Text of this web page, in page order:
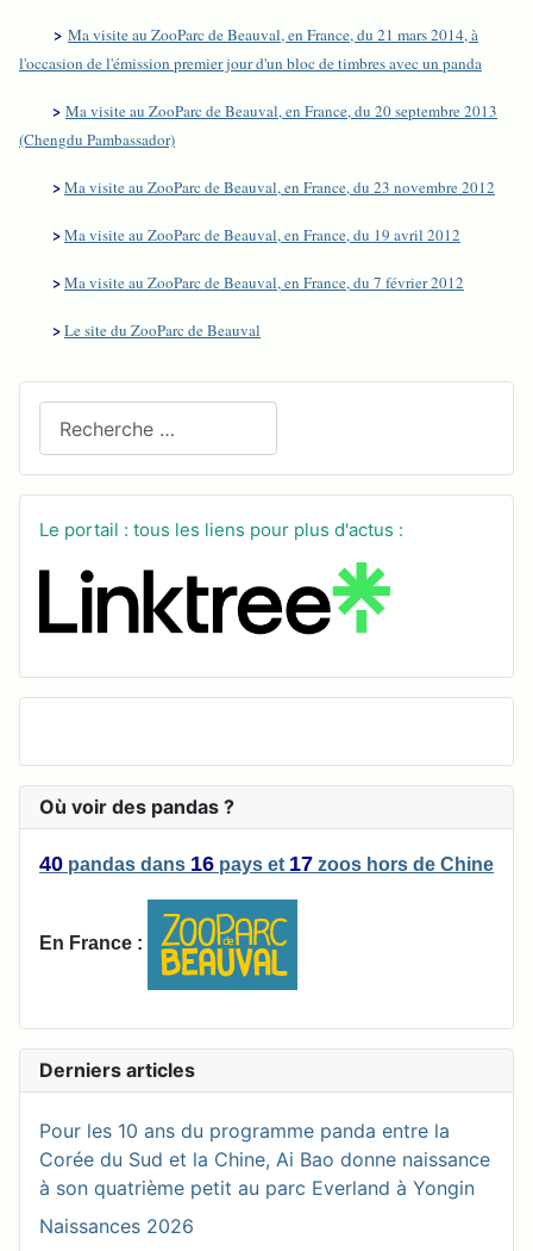
Le portail : tous les liens pour plus d'actus :
Où voir des pandas ?
40 pandas dans 16 pays et 17 zoos hors de Chine
En France :
Derniers articles
Pour les 10 ans du programme panda entre la
Corée du Sud et la Chine, Ai Bao donne naissance
à son quatrième petit au parc Everland à Yongin
Naissances 2026
> Ma visite au ZooParc de Beauval, en France, du 21 mars 2014, à
l'occasion de l'émission premier jour d'un bloc de timbres avec un panda
> Ma visite au ZooParc de Beauval, en France, du 20 septembre 2013
(Chengdu Pambassador)
>Ma visite au ZooParc de Beauval, en France, du 23 novembre 2012
>Ma visite au ZooParc de Beauval, en France, du 19 avril 2012
>Ma visite au ZooParc de Beauval, en France, du 7 février 2012
>Le site du ZooParc de Beauval